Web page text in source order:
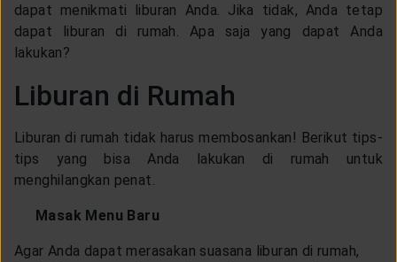
dapat menikmati liburan Anda. Jika tidak, Anda tetap
dapat liburan di rumah. Apa saja yang dapat Anda
lakukan?
Liburan di Rumah
Liburan di rumah tidak harus membosankan! Berikut tips-
tips yang bisa Anda lakukan di rumah untuk
menghilangkan penat.
Masak Menu Baru
Agar Anda dapat merasakan suasana liburan di rumah,